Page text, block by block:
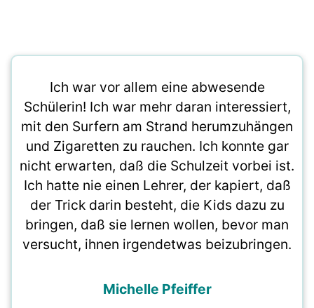
Ich war vor allem eine abwesende
Schülerin! Ich war mehr daran interessiert,
mit den Surfern am Strand herumzuhängen
und Zigaretten zu rauchen. Ich konnte gar
nicht erwarten, daß die Schulzeit vorbei ist.
Ich hatte nie einen Lehrer, der kapiert, daß
der Trick darin besteht, die Kids dazu zu
bringen, daß sie lernen wollen, bevor man
versucht, ihnen irgendetwas beizubringen.
Michelle Pfeiffer